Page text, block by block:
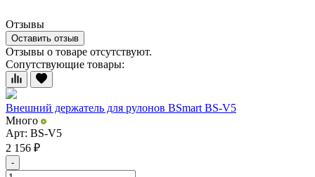
Отзывы
Оставить отзыв
Отзывы о товаре отсутствуют.
Сопутствующие товары:
Внешний держатель для рулонов BSmart BS-V5
Много
Арт: BS-V5
2 156 ₽
-